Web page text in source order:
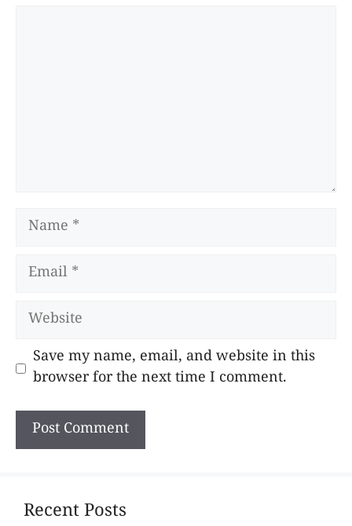
Name
Email
Website
Save my name, email, and website in this
browser for the next time I comment.
Recent Posts